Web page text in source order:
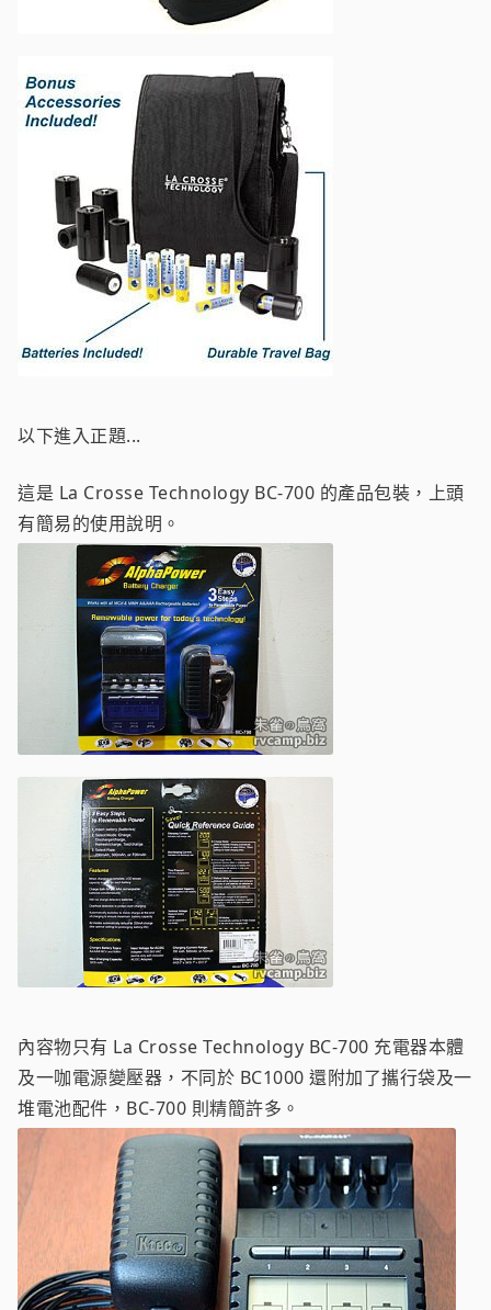
以下進入正題...
這是 La Crosse Technology BC-700 的產品包裝，上頭
有簡易的使用說明。
內容物只有 La Crosse Technology BC-700 充電器本體
及一咖電源變壓器，不同於 BC1000 還附加了攜行袋及一
堆電池配件，BC-700 則精簡許多。